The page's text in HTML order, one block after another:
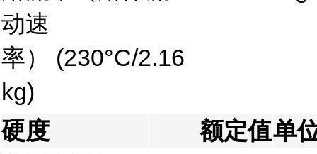
动速
率） (230°C/2.16
kg)
硬度 额定值单